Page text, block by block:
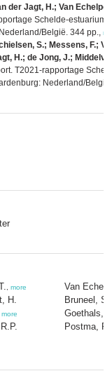
der Jagt, H.; Van
Schelde-estuarium.
België. 344 pp.,
S.; Messens, F.;
H.; de Jong, J.;
T2021-rapportage
Nederland/
more
H.
more
Van
Bruneel, S.
Goethals,
Postma, R.